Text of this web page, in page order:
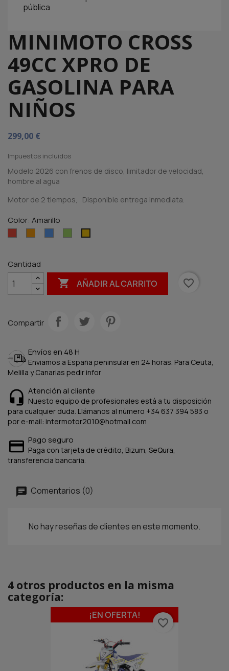
pública
MINIMOTO CROSS
49CC XPRO DE
GASOLINA PARA
NIÑOS
299,00 €
Impuestos incluidos
Modelo 2026 con frenos de disco, limitador de velocidad,
hombre al agua
Motor de 2 tiempos, Disponible entrega inmediata.
Color: Amarillo
Cantidad
 AÑADIR AL CARRITO favorite_border
Compartir
Envíos en 48 H
Enviamos a España peninsular en 24 horas. Para Ceuta,
Melilla y Canarias pedir infor
Atención al cliente
Nuesto equipo de profesionales está a tu disposición
para cualquier duda. Llámanos al número +34 637 394 583 o
por e-mail: intermotor2010@hotmail.com
Pago seguro
Paga con tarjeta de crédito, Bizum, SeQura,
transferencia bancaria.
Comentarios (0)
No hay reseñas de clientes en este momento.
4 otros productos en la misma
categoría:
¡EN OFERTA!
favorite_border